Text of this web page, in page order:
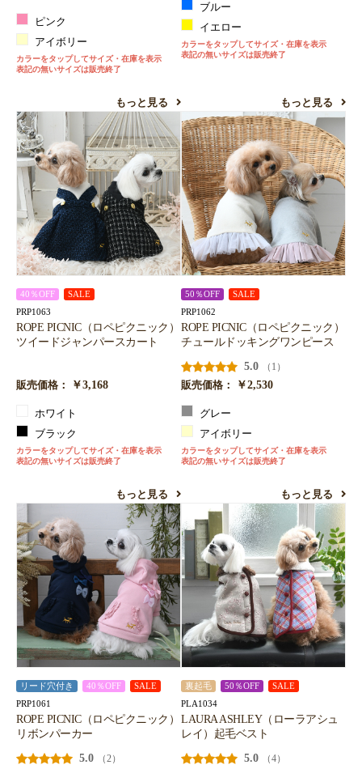
ピンク
アイボリー
カラーをタップしてサイズ・在庫を表示
表記の無いサイズは販売終了
もっと見る
ブルー
イエロー
カラーをタップしてサイズ・在庫を表示
表記の無いサイズは販売終了
もっと見る
40％OFF SALE
PRP1063
ROPE PICNIC（ロペピクニック）
ツイードジャンパースカート
販売価格： ￥3,168
ホワイト
ブラック
カラーをタップしてサイズ・在庫を表示
表記の無いサイズは販売終了
もっと見る
50％OFF SALE
PRP1062
ROPE PICNIC（ロペピクニック）
チュールドッキングワンピース
5.0
（1）
販売価格：
￥2,530
グレー
アイボリー
カラーをタップしてサイズ・在庫を表示
表記の無いサイズは販売終了
もっと見る
リード穴付き 40％OFF SALE
PRP1061
ROPE PICNIC（ロペピクニック）
リボンパーカー
5.0
（2）
裏起毛 50％OFF SALE
PLA1034
LAURA ASHLEY（ローラアシュ
レイ）起毛ベスト
5.0
（4）